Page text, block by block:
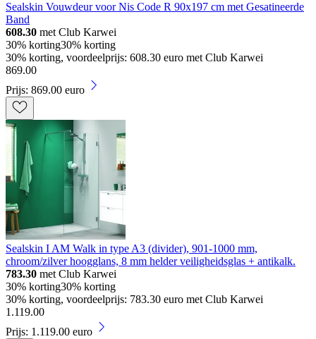
Sealskin Vouwdeur voor Nis Code R 90x197 cm met Gesatineerde
Band
608.30 met Club Karwei
30% korting30% korting
30% korting, voordeelprijs: 608.30 euro met Club Karwei
869.00
Prijs: 869.00 euro
Sealskin I AM Walk in type A3 (divider), 901-1000 mm,
chroom/zilver hoogglans, 8 mm helder veiligheidsglas + antikalk.
783.30 met Club Karwei
30% korting30% korting
30% korting, voordeelprijs: 783.30 euro met Club Karwei
1 .119.00
Prijs: 1.119.00 euro